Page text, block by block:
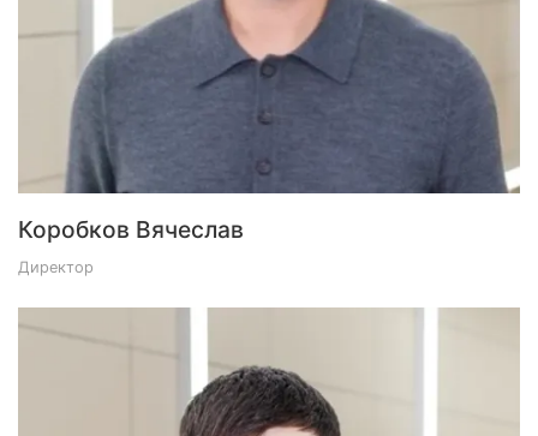
Коробков Вячеслав
Директор